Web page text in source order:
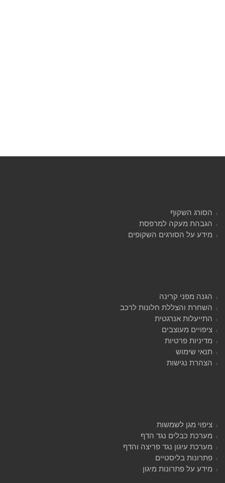
הסורג השקוף
הגבהת מעקה למרפסת
מידע על הסורגים השקופים
הגנה מפני קרינה
השחרת והצללת חלונות לרכב
התייעלות אנרגטית
ציפויים מעוצבים
מדיניות פרטיות
תנאי שימוש
הצהרת נגישות
ציפוי מגן לשמשות
מערכת כבלים נגד הדף
מערכת עיגון נגד פריצה והדף
פתרונות בליסטיים
מידע על פתרונות מיגון